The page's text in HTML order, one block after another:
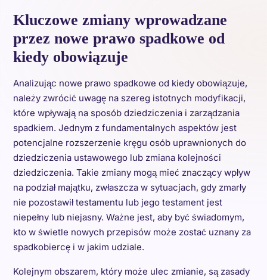
Kluczowe zmiany wprowadzane
przez nowe prawo spadkowe od
kiedy obowiązuje
Analizując nowe prawo spadkowe od kiedy obowiązuje,
należy zwrócić uwagę na szereg istotnych modyfikacji,
które wpływają na sposób dziedziczenia i zarządzania
spadkiem. Jednym z fundamentalnych aspektów jest
potencjalne rozszerzenie kręgu osób uprawnionych do
dziedziczenia ustawowego lub zmiana kolejności
dziedziczenia. Takie zmiany mogą mieć znaczący wpływ
na podział majątku, zwłaszcza w sytuacjach, gdy zmarły
nie pozostawił testamentu lub jego testament jest
niepełny lub niejasny. Ważne jest, aby być świadomym,
kto w świetle nowych przepisów może zostać uznany za
spadkobiercę i w jakim udziale.
Kolejnym obszarem, który może ulec zmianie, są zasady